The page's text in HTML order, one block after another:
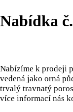
Nabídka
Nabízíme k prodeji
vedená jako orná
trvalý travnatý
více informací nás